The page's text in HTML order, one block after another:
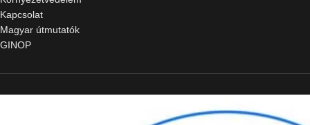
Kapcsolat
Magyar útmutatók
GINOP